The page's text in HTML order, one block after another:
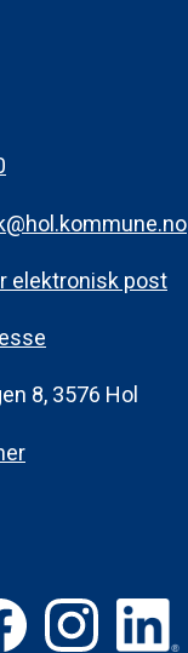
elektronisk post
8, 3576 Hol